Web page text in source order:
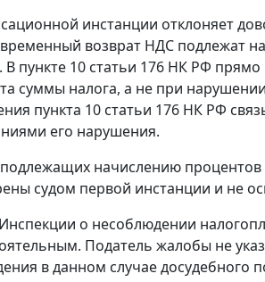
инстанции отклоняет
возврат НДС подлежат
В пункте 10 статьи 176 НК РФ прямо
суммы налога, а не при
пункта 10 статьи 176 НК РФ
его нарушения.
начислению процентов
судом первой инстанции и не
о несоблюдении
Податель жалобы не
в данном случае досудебного